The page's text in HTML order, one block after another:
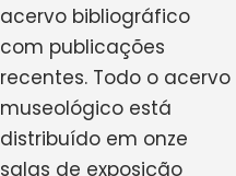
acervo bibliográfico
com publicações
recentes. Todo o acervo
museológico está
distribuído em onze
salas de exposição